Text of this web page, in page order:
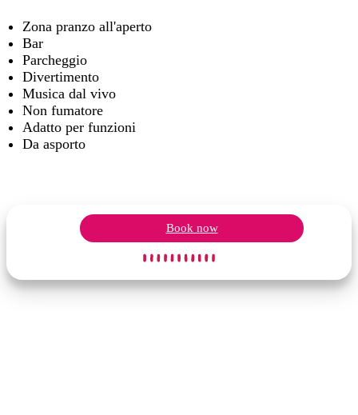
Zona pranzo all'aperto
Bar
Parcheggio
Divertimento
Musica dal vivo
Non fumatore
Adatto per funzioni
Da asporto
Book now